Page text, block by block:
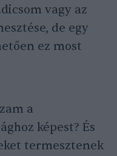
vagy az
de egy
ez most
a
képest? És
termesztenek